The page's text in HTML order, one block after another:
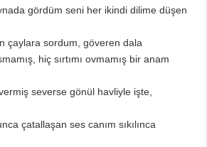
gördüm seni her ikindi dilime düşen
çaylara sordum, göveren dala
hiç sırtımı ovmamış bir anam
severse gönül havliyle işte,
çatallaşan ses canım sıkılınca